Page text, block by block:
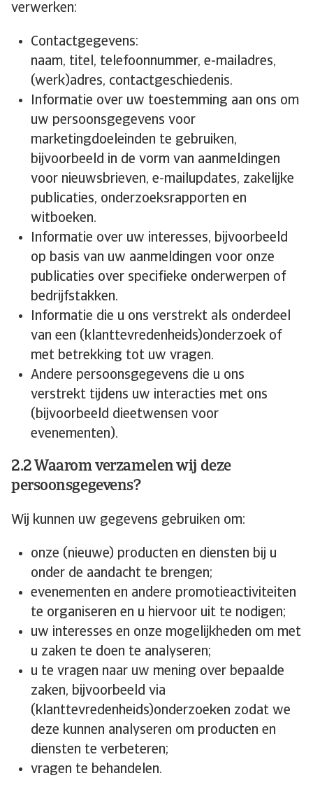
verwerken:
Contactgegevens:
naam, titel, telefoonnummer, e-mailadres,
(werk)adres, contactgeschiedenis.
Informatie over uw toestemming aan ons om
uw persoonsgegevens voor
marketingdoeleinden te gebruiken,
bijvoorbeeld in de vorm van aanmeldingen
voor nieuwsbrieven, e-mailupdates, zakelijke
publicaties, onderzoeksrapporten en
witboeken.
Informatie over uw interesses, bijvoorbeeld
op basis van uw aanmeldingen voor onze
publicaties over specifieke onderwerpen of
bedrijfstakken.
Informatie die u ons verstrekt als onderdeel
van een (klanttevredenheids)onderzoek of
met betrekking tot uw vragen.
Andere persoonsgegevens die u ons
verstrekt tijdens uw interacties met ons
(bijvoorbeeld dieetwensen voor
evenementen).
2.2 Waarom verzamelen wij deze
persoonsgegevens?
Wij kunnen uw gegevens gebruiken om:
onze (nieuwe) producten en diensten bij u
onder de aandacht te brengen;
evenementen en andere promotieactiviteiten
te organiseren en u hiervoor uit te nodigen;
uw interesses en onze mogelijkheden om met
u zaken te doen te analyseren;
u te vragen naar uw mening over bepaalde
zaken, bijvoorbeeld via
(klanttevredenheids)onderzoeken zodat we
deze kunnen analyseren om producten en
diensten te verbeteren;
vragen te behandelen.